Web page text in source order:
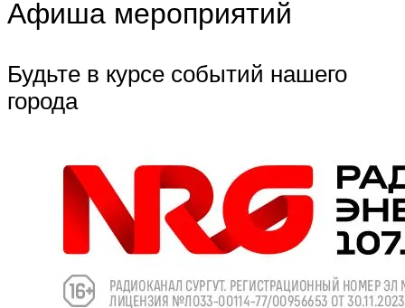
Афиша мероприятий
Будьте в курсе событий нашего
города